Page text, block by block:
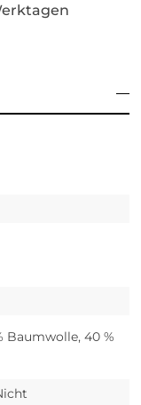
Baumwolle, 40 %